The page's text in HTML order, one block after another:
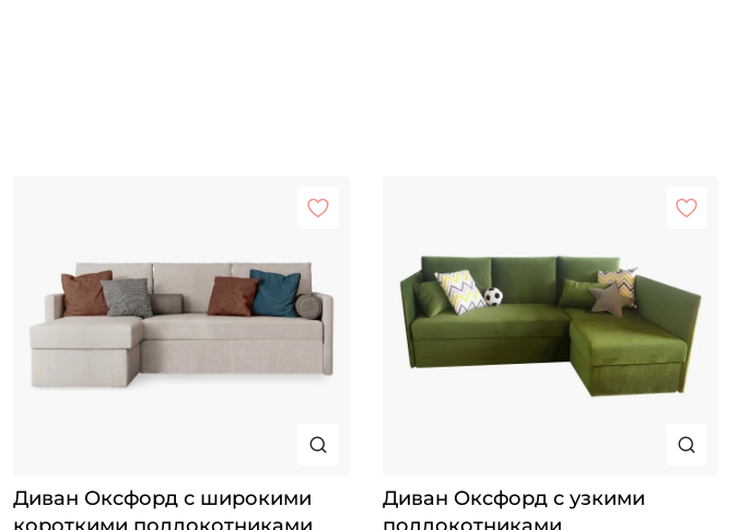
Диван Оксфорд с широкими
короткими подлокотниками
Диван Оксфорд с узкими
подлокотниками